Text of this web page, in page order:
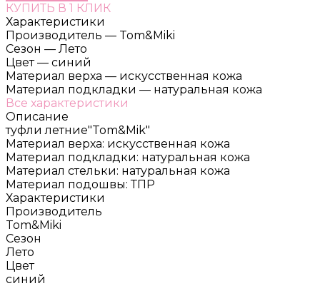
КУПИТЬ В 1 КЛИК
Характеристики
Производитель — Tom&Miki
Сезон — Лето
Цвет — синий
Материал верха — искусственная кожа
Материал подкладки — натуральная кожа
Все характеристики
Описание
туфли летние"Tom&Mik"
Материал верха: искусственная кожа
Материал подкладки: натуральная кожа
Материал стельки: натуральная кожа
Материал подошвы: ТПР
Характеристики
Производитель
Tom&Miki
Сезон
Лето
Цвет
синий